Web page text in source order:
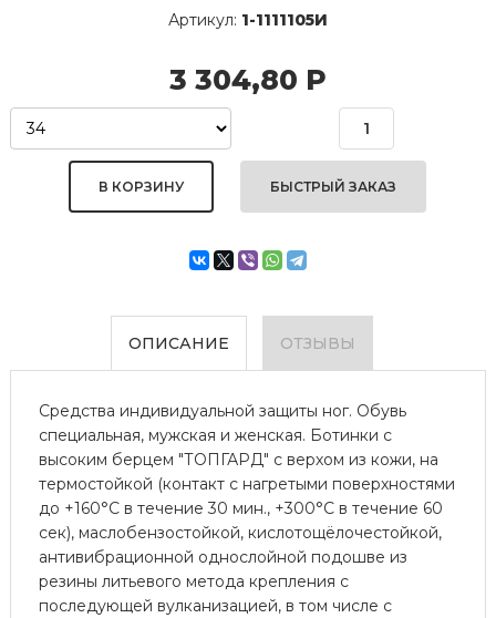
Артикул: 1-1111105И
3 304,80 Р
БЫСТРЫЙ ЗАКАЗ
ОПИСАНИЕ ОТЗЫВЫ
Средства индивидуальной защиты ног. Обувь
специальная, мужская и женская. Ботинки с
высоким берцем "ТОПГАРД" с верхом из кожи, на
термостойкой (контакт с нагретыми поверхностями
до +160°С в течение 30 мин., +300°С в течение 60
сек), маслобензостойкой, кислотощёлочестойкой,
антивибрационной однослойной подошве из
резины литьевого метода крепления с
последующей вулканизацией, в том числе с